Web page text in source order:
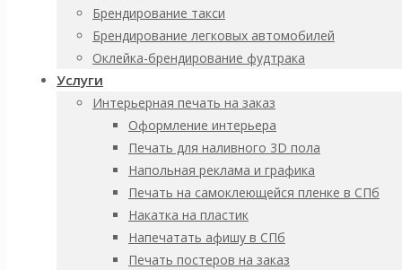
Брендирование такси
Брендирование легковых автомобилей
Оклейка-брендирование фудтрака
Услуги
Интерьерная печать на заказ
Оформление интерьера
Печать для наливного 3D пола
Напольная реклама и графика
Печать на самоклеющейся пленке в СПб
Накатка на пластик
Напечатать афишу в СПб
Печать постеров на заказ
Основа ПВХ 3мм, без профиля
Основа ПВХ 3мм, алюминиевая рамка
Пожарная безопасность
Стандартные размеры:
1500х1000 мм